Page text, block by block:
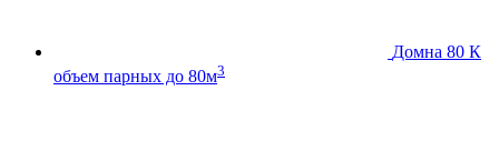
Домна 80 К
объем парных до 80м3